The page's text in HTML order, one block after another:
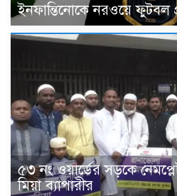
ইনফান্তিনোকে নরওয়ে ফুটবল
৫৩ নং ওয়ার্ডের সড়কে
মিয়া ব্যাপারীর